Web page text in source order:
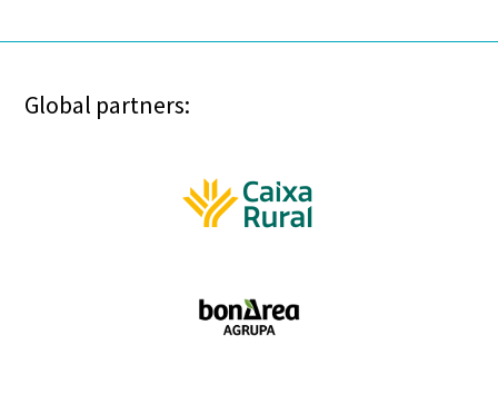
Global partners: